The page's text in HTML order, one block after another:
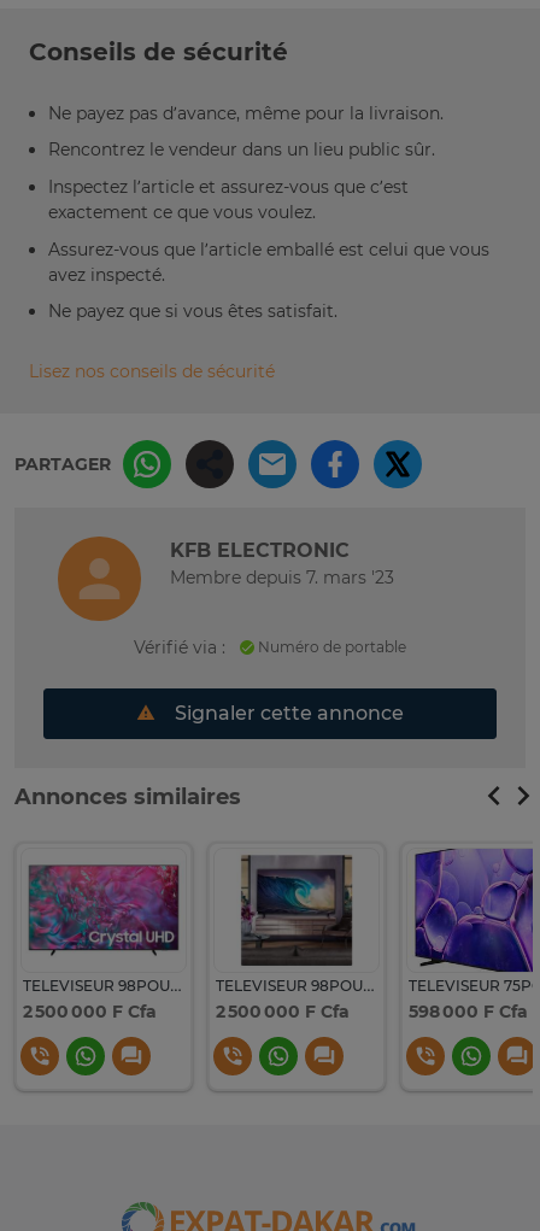
Conseils de sécurité
Ne payez pas d’avance, même pour la livraison.
Rencontrez le vendeur dans un lieu public sûr.
Inspectez l’article et assurez-vous que c’est
exactement ce que vous voulez.
Assurez-vous que l’article emballé est celui que vous
avez inspecté.
Ne payez que si vous êtes satisfait.
Lisez nos conseils de sécurité
PARTAGER
KFB ELECTRONIC
Membre depuis 7. mars '23
Vérifié via : Numéro de portable
Signaler cette annonce
Annonces similaires
TELEVISEUR 98POUCES SAMSUNG SMART 4K ULTRA HD 98DU9072
2 500 000 F Cfa
TELEVISEUR 98POUCES LG LED 4K SMART 98UT91006LA
2 500 000 F Cfa 598 000 F Cfa